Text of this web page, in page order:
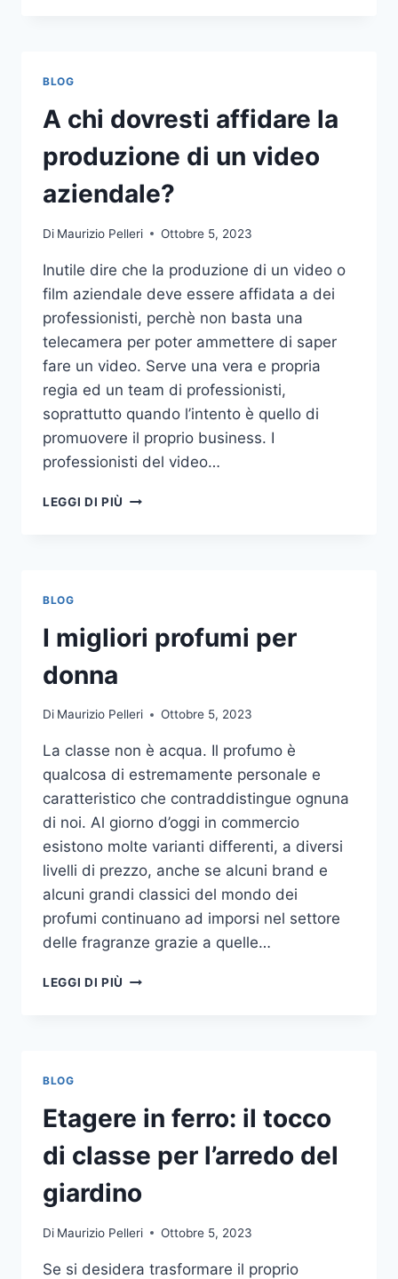
NELLE
SCOMMESSE
SPORTIVE
ONLINE
BLOG
A chi dovresti affidare la
produzione di un video
aziendale?
Di Maurizio Pelleri Ottobre 5, 2023
Inutile dire che la produzione di un video o
film aziendale deve essere affidata a dei
professionisti, perchè non basta una
telecamera per poter ammettere di saper
fare un video. Serve una vera e propria
regia ed un team di professionisti,
soprattutto quando l’intento è quello di
promuovere il proprio business. I
professionisti del video…
LEGGI DI PIÙ
VIDEO
BLOG
I migliori profumi per
donna
Di Maurizio Pelleri Ottobre 5, 2023
La classe non è acqua. Il profumo è
qualcosa di estremamente personale e
caratteristico che contraddistingue ognuna
di noi. Al giorno d’oggi in commercio
esistono molte varianti differenti, a diversi
livelli di prezzo, anche se alcuni brand e
alcuni grandi classici del mondo dei
profumi continuano ad imporsi nel settore
delle fragranze grazie a quelle…
LEGGI DI PIÙ
BLOG
Etagere in ferro: il tocco
di classe per l’arredo del
giardino
Di Maurizio Pelleri Ottobre 5, 2023
Se si desidera trasformare il proprio